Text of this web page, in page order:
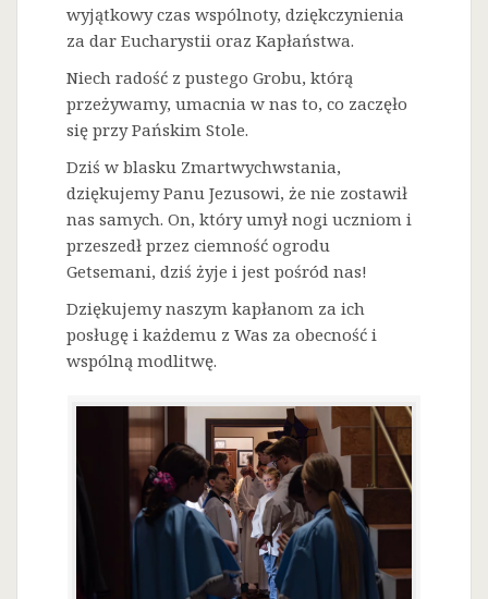
wyjątkowy czas wspólnoty, dziękczynienia
za dar Eucharystii oraz Kapłaństwa.
Niech radość z pustego Grobu, którą
przeżywamy, umacnia w nas to, co zaczęło
się przy Pańskim Stole.
Dziś w blasku Zmartwychwstania,
dziękujemy Panu Jezusowi, że nie zostawił
nas samych. On, który umył nogi uczniom i
przeszedł przez ciemność ogrodu
Getsemani, dziś żyje i jest pośród nas!
Dziękujemy naszym kapłanom za ich
posługę i każdemu z Was za obecność i
wspólną modlitwę.